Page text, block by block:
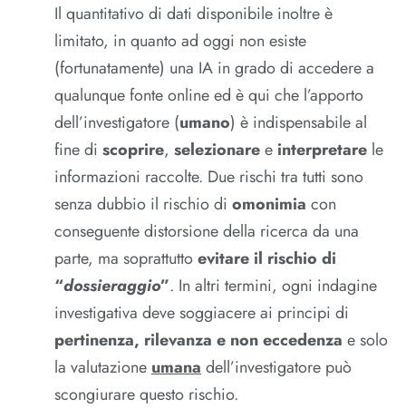
Il quantitativo di dati disponibile inoltre è
limitato, in quanto ad oggi non esiste
(fortunatamente) una IA in grado di accedere a
qualunque fonte online ed è qui che l’apporto
dell’investigatore (umano) è indispensabile al
fine di scoprire, selezionaree interpretare le
informazioni raccolte. Due rischi tra tutti sono
senza dubbio il rischio di omonimia con
conseguente distorsione della ricerca da una
parte, ma soprattuttoevitare il rischio di
“dossieraggio”. In altri termini, ogni indagine
investigativa deve soggiacere ai principi di
pertinenza, rilevanza e non eccedenza e solo
la valutazione umana dell’investigatore può
scongiurare questo rischio.